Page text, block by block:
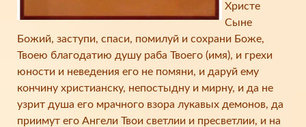
Христе
Сыне
Божий, заступи, спаси, помилуй и сохрани Боже,
Твоею благодатию душу раба Твоего (имя), и грехи
юности и неведения его не помяни, и даруй ему
кончину христианску, непостыдну и мирну, и да не
узрит душа его мрачного взора лукавых демонов, да
приимут его Ангели Твои светлии и пресветлии, и на